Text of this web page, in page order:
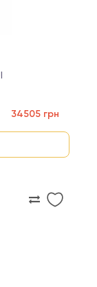
34505 грн